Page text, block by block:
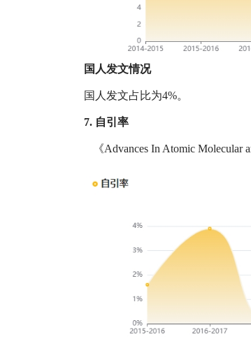
国人发文情况
国人发文占比为4%。
7. 自引率
《Advances In Atomic